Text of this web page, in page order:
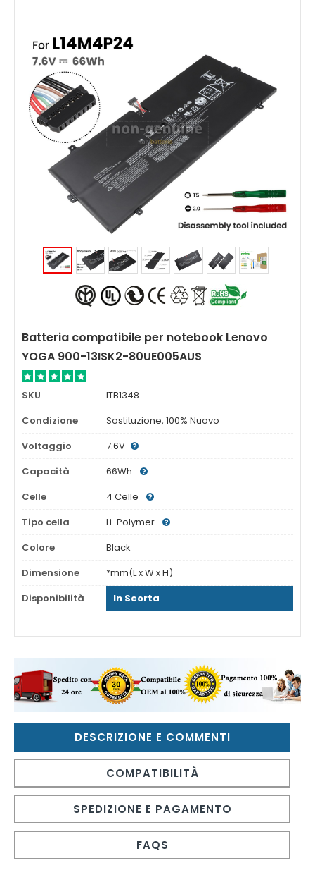
Batteria compatibile per notebook Lenovo
YOGA 900-13ISK2-80UE005AUS
SKU
ITB1348
Condizione
Sostituzione, 100% Nuovo
Voltaggio
7.6V
Capacità
66Wh
Celle
4 Celle
Tipo cella
Li-Polymer
Colore
Black
Dimensione
*mm(L x W x H)
Disponibilità
In Scorta
DESCRIZIONE E COMMENTI
COMPATIBILITÀ
SPEDIZIONE E PAGAMENTO
FAQS